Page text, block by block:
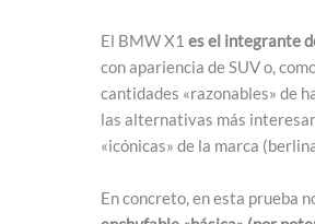
El BMW X1 es el integrante
con apariencia de SUV o,
cantidades «razonables» de
las alternativas más
«icónicas» de la marca
En concreto, en esta prueba